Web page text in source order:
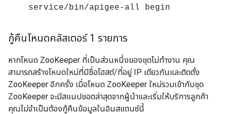
service/bin/apigee-all begin
กู้คืนโหนดคลัสเตอร์ 1 รายการ
หากโหนด ZooKeeper ที่เป็นส่วนหนึ่งของชุดไม่ทำงาน คุณ
สามารถสร้างโหนดใหม่ที่มีชื่อโฮสต์/ที่อยู่ IP เดียวกันและติดตั้ง
ZooKeeper อีกครั้ง เมื่อโหนด ZooKeeper ใหม่รวมเข้ากับชุด
ZooKeeper จะมีสแนปชอตล่าสุดจากผู้นำและเริ่มให้บริการลูกค้า
คุณไม่จำเป็นต้องกู้คืนข้อมูลในอินสแตนซ์นี้